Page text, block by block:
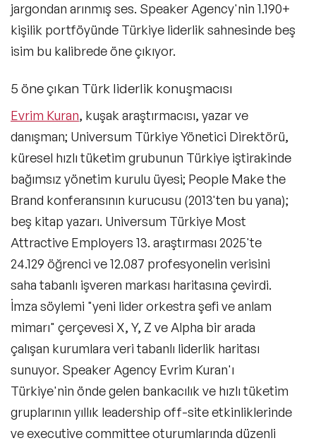
jargondan arınmış ses. Speaker Agency'nin 1.190+
kişilik portföyünde Türkiye liderlik sahnesinde beş
isim bu kalibrede öne çıkıyor.
5 öne çıkan Türk liderlik konuşmacısı
Evrim Kuran, kuşak araştırmacısı, yazar ve
danışman; Universum Türkiye Yönetici Direktörü,
küresel hızlı tüketim grubunun Türkiye iştirakinde
bağımsız yönetim kurulu üyesi; People Make the
Brand konferansının kurucusu (2013'ten bu yana);
beş kitap yazarı. Universum Türkiye Most
Attractive Employers 13. araştırması 2025'te
24.129 öğrenci ve 12.087 profesyonelin verisini
saha tabanlı işveren markası haritasına çevirdi.
İmza söylemi "yeni lider orkestra şefi ve anlam
mimarı" çerçevesi X, Y, Z ve Alpha bir arada
çalışan kurumlara veri tabanlı liderlik haritası
sunuyor. Speaker Agency Evrim Kuran'ı
Türkiye'nin önde gelen bankacılık ve hızlı tüketim
gruplarının yıllık leadership off-site etkinliklerinde
ve executive committee oturumlarında düzenli
Neuro Science (Sinir Bilimi) Konuşmacıları
Gelecek & Fütürizm Konuşmacıları
Konuşmacıları
Seyahat Konuşmacıları
Satış Konuşmacıları
İkna & Müzakere Sanatı Konuşmacıları
Ebeveynlik Konuşmacıları
Wellness Konuşmacıları
Spor Konuşmacıları
Cinsiyet Eşitliği, Çeşitlilik ve Kapsayıcılık
Konuşmacıları
İş Hayatı 101 Konuşmacıları
Astroloji Konuşmacıları
Çevre & Enerji Konuşmacıları